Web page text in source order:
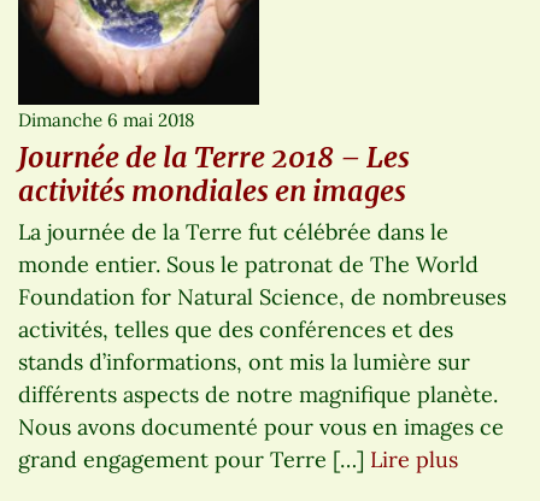
Dimanche 6 mai 2018
Journée de la Terre 2018 – Les
activités mondiales en images
La journée de la Terre fut célébrée dans le
monde entier. Sous le patronat de The World
Foundation for Natural Science, de nombreuses
activités, telles que des conférences et des
stands d’informations, ont mis la lumière sur
différents aspects de notre magnifique planète.
Nous avons documenté pour vous en images ce
grand engagement pour Terre […] Lire plus